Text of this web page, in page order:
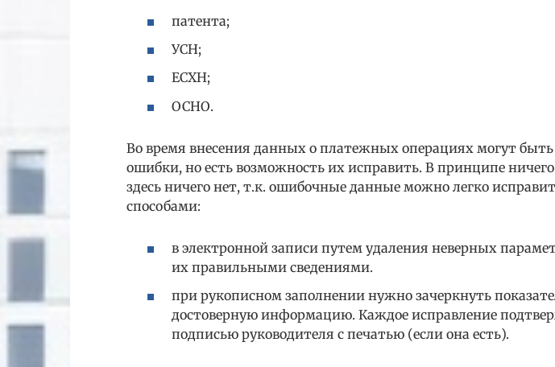
патента;
УСН;
ЕСХН;
ОСНО.
Во время внесения данных о платежных операциях могут
ошибки, но есть возможность их исправить. В принципе
здесь ничего нет, т.к. ошибочные данные можно легко
способами:
в электронной записи путем удаления неверных
их правильными сведениями.
при рукописном заполнении нужно зачеркнуть
достоверную информацию. Каждое исправление
подписью руководителя с печатью (если она есть).